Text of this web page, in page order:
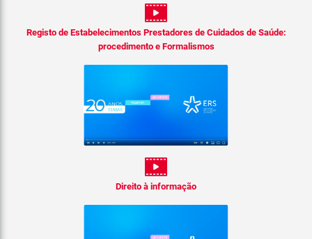
Registo de Estabelecimentos Prestadores de Cuidados de Saúde:
procedimento e Formalismos
Direito à informação